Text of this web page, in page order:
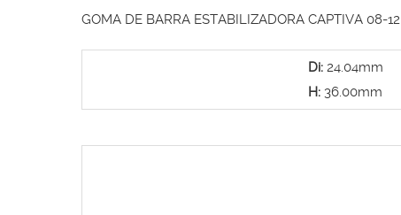
GOMA DE BARRA ESTABILIZADORA CAPTIVA 08-12
Di:24.04mm
H: 36.00mm